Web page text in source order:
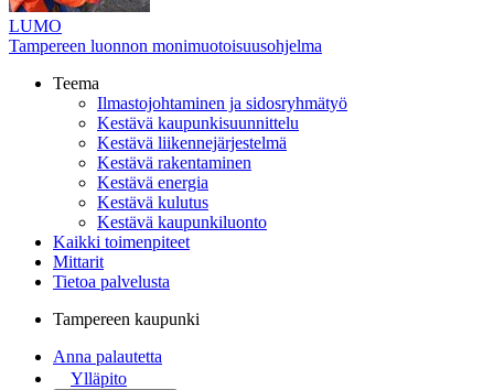
LUMO
Tampereen luonnon monimuotoisuusohjelma
Teema
Ilmastojohtaminen ja sidosryhmätyö
Kestävä kaupunkisuunnittelu
Kestävä liikennejärjestelmä
Kestävä rakentaminen
Kestävä energia
Kestävä kulutus
Kestävä kaupunkiluonto
Kaikki toimenpiteet
Mittarit
Tietoa palvelusta
Tampereen kaupunki
Anna palautetta
Ylläpito